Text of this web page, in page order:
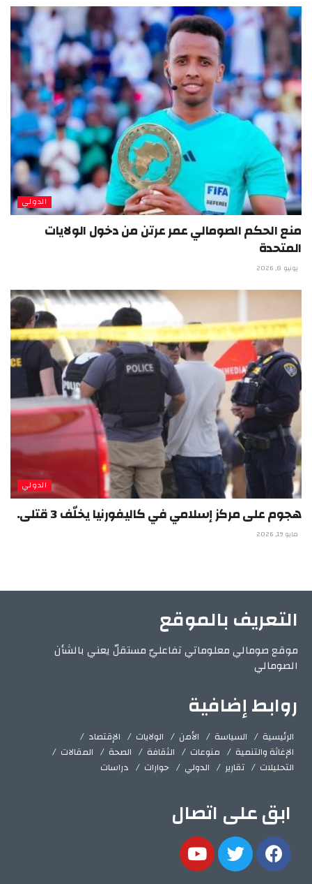
الدولي
منع الحكم الصومالي عمر عرتن من دخول الولايات
المتحدة
يونيو 8, 2026
الدولي
هجوم على مركز إسلامي في كاليفورنيا يخلّف 3 قتلى.
مايو 19, 2026
التعريف بالموقع
موقع صومالي معلوماتي تفاعليّ مستقلّ يعني بالشأن
الصومالي
روابط إضافية
الرئيسية السياسة الأمن الولايات
الإقتصاد
الإغاثة والتنمية
منوعات الثقافة الصحة
المقالات
التحليلات
تقارير الدولي حوارات دراسات
ابق على اتصال